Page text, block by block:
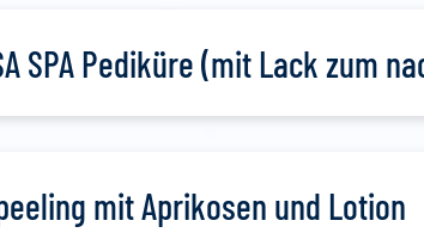
SPA Pediküre (mit Lack zum
mit Aprikosen und Lotion